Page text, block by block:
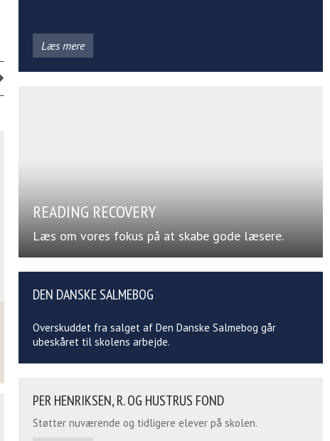
Læs mere
READING RECOVERY
Læs om vores fokus på at skabe gode læsere.
DEN DANSKE SALMEBOG
Overskuddet fra salget af Den Danske Salmebog går
ubeskåret til skolens arbejde.
PER HENRIKSEN, R. OG HUSTRUS FOND
Støtter nuværende og tidligere elever på skolen.